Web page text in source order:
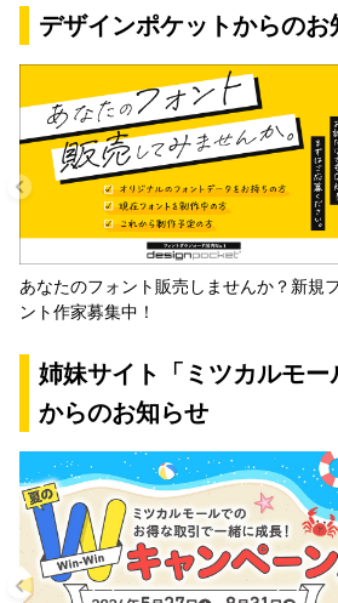
デザインポケットからのお
あなたのフォント販売しませんか？新規
ント作家募集中！
姉妹サイト「ミツカルモー
からのお知らせ